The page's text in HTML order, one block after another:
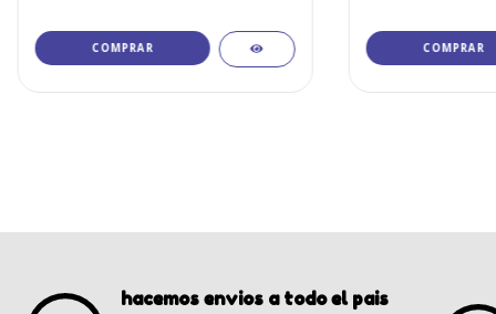
COMPRAR
hacemos envios a todo el pais